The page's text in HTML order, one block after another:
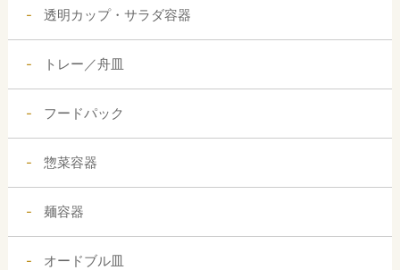
透明カップ・サラダ容器
トレー／舟皿
フードパック
惣菜容器
麺容器
オードブル皿